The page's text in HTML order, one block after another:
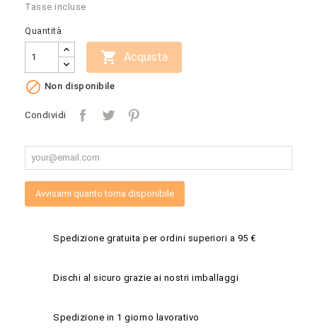
Tasse incluse
Quantità
 Acquista
 Non disponibile
Condividi
Avvisami quanto torna disponibile
Spedizione gratuita per ordini superiori a 95 €
Dischi al sicuro grazie ai nostri imballaggi
Spedizione in 1 giorno lavorativo